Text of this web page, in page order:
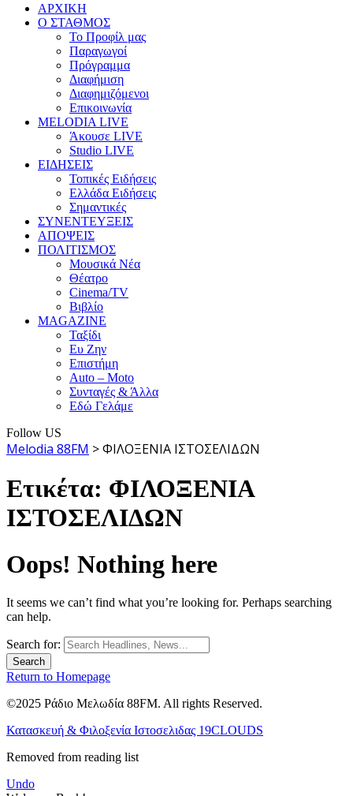
ΑΡΧΙΚΗ
Ο ΣΤΑΘΜΟΣ
Το Προφίλ μας
Παραγωγοί
Πρόγραμμα
Διαφήμιση
Διαφημιζόμενοι
Επικοινωνία
MELODIA LIVE
Άκουσε LIVE
Studio LIVE
ΕΙΔΗΣΕΙΣ
Τοπικές Ειδήσεις
Ελλάδα Ειδήσεις
Σημαντικές
ΣΥΝΕΝΤΕΥΞΕΙΣ
ΑΠΟΨΕΙΣ
ΠΟΛΙΤΙΣΜΟΣ
Μουσικά Νέα
Θέατρο
Cinema/TV
Βιβλίο
MAGAZINE
Ταξίδι
Ευ Ζην
Επιστήμη
Auto – Moto
Συνταγές & Άλλα
Εδώ Γελάμε
Follow US
Melodia 88FM >ΦΙΛΟΞΕΝΙΑ ΙΣΤΟΣΕΛΙΔΩΝ
Ετικέτα: ΦΙΛΟΞΕΝΙΑ
ΙΣΤΟΣΕΛΙΔΩΝ
Oops! Nothing here
It seems we can’t find what you’re looking for. Perhaps searching
can help.
Search for:
Return to Homepage
©2025 Ράδιο Μελωδία 88FM. All rights Reserved.
Κατασκευή & Φιλοξενία Ιστοσελιδας 19CLOUDS
Removed from reading list
Undo